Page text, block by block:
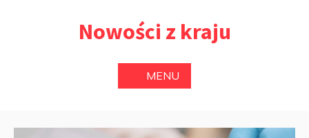
Nowości z kraju
MENU